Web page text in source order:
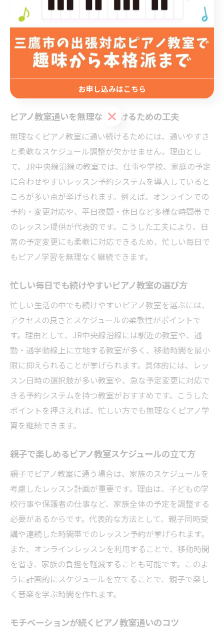
楽しく通い続けられます。
無理なく続くピアノ教室通
いの秘訣
ピアノ教室通いを無理なく続けるための工夫
無理なくピアノ教室に通い続けるためには、通いやすさ
と柔軟なスケジュール調整が欠かせません。理由とし
て、JR中央線沿線の教室では、仕事や学校、家庭の予定
に合わせやすいレッスン予約システムを導入していると
ころが多い点が挙げられます。例えば、オンラインでの
予約・変更対応や、平日夜間・休日など多様な時間帯で
のレッスン提供が代表的です。こうした工夫により、日
常の予定変更にも柔軟に対応できるため、忙しい毎日で
もピアノ学習を無理なく継続できます。
忙しい毎日でも続けやすいピアノ教室の選び方
忙しい生活の中でも続けやすいピアノ教室を選ぶには、
アクセスの良さとスケジュールの柔軟性がポイントで
す。理由として、JR中央線沿線には駅近の教室や、通
勤・通学動線上に立地する教室が多く、移動時間を最小
限に抑えられることが挙げられます。具体的には、レッ
スン日時の選択肢が多い教室や、急な予定変更に対応で
きる予約システムを持つ教室がおすすめです。こうした
ポイントを押さえれば、忙しい方でも無理なくピアノ学
習を継続できます。
親子で楽しめるピアノ教室スケジュールの立て方
親子でピアノ教室に通う場合は、家族のスケジュールを
考慮したレッスン計画が重要です。理由は、子どもの学
校行事や保護者の仕事など、家族全体の予定を調整する
必要があるからです。代表的な方法として、親子同時受
講や連続した時間帯でのレッスン予約が挙げられます。
また、オンラインレッスンを利用することで、移動時間
を省き、家族の負担を軽減することも可能です。このよ
うに計画的にスケジュールを立てることで、親子で楽し
く音楽を学ぶ時間を作れます。
モチベーションが続くピアノ教室通いのコツ
お申し込みはこちら
お申し込みはこちら